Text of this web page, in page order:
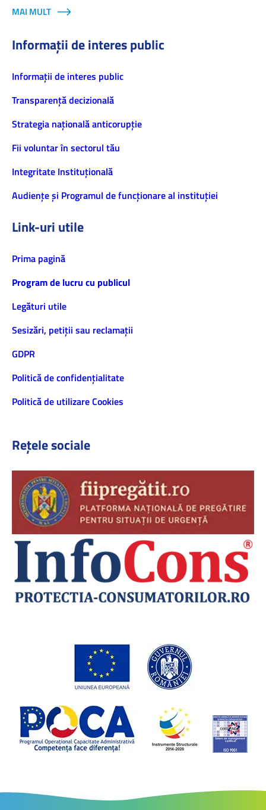
MAI MULT
Informații de interes public
Informaţii de interes public
Transparență decizională
Strategia națională anticorupție
Fii voluntar în sectorul tău
Integritate Instituțională
Audiențe și Programul de funcționare al instituției
Link-uri utile
Prima pagină
Program de lucru cu publicul
Legături utile
Sesizări, petiţii sau reclamații
GDPR
Politică de confidenţialitate
Politică de utilizare Cookies
Rețele sociale